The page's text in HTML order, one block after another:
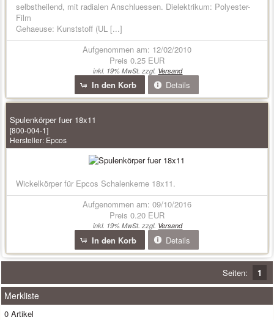
selbstheilend, mit radialen Anschluessen. Dielektrikum: Polyester-
Film
Gehaeuse: Kunststoff (UL [...]
Aufgenommen am: 12/02/2010
Preis 0.25 EUR
inkl. 19% MwSt. zzgl. Versand
In den Korb Details
Spulenkörper fuer 18x11
[800-004-1]
Hersteller: Epcos
Wickelkörper für Epcos Schalenkerne 18x11.
Aufgenommen am: 09/10/2016
Preis 0.20 EUR
inkl. 19% MwSt. zzgl. Versand
In den Korb Details
Seiten: 1
Merkliste
0 Artikel